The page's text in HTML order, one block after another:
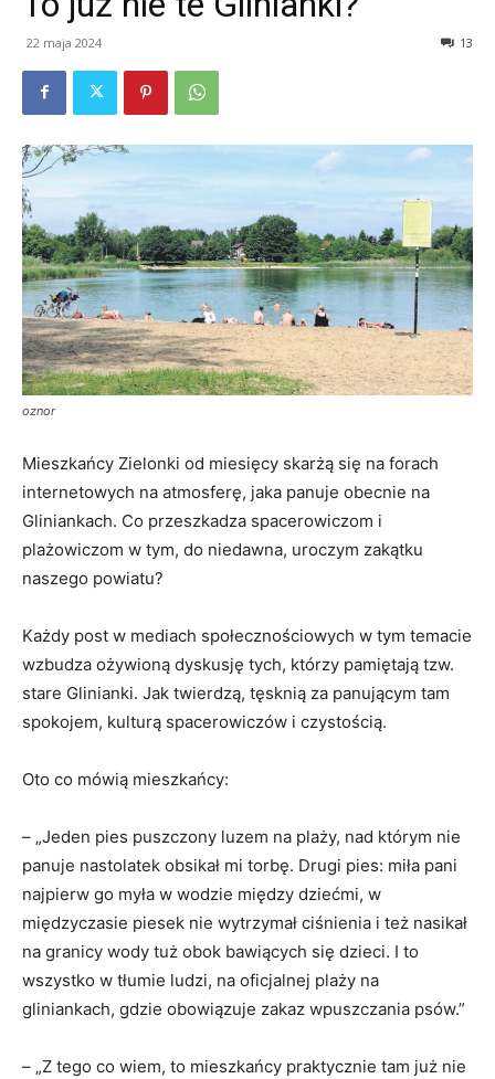
22 maja 2024 13
oznor
Mieszkańcy Zielonki od miesięcy skarżą się na forach
internetowych na atmosferę, jaka panuje obecnie na
Gliniankach. Co przeszkadza spacerowiczom i
plażowiczom w tym, do niedawna, uroczym zakątku
naszego powiatu?
Każdy post w mediach społecznościowych w tym temacie
wzbudza ożywioną dyskusję tych, którzy pamiętają tzw.
stare Glinianki. Jak twierdzą, tęsknią za panującym tam
spokojem, kulturą spacerowiczów i czystością.
Oto co mówią mieszkańcy:
– „Jeden pies puszczony luzem na plaży, nad którym nie
panuje nastolatek obsikał mi torbę. Drugi pies: miła pani
najpierw go myła w wodzie między dziećmi, w
międzyczasie piesek nie wytrzymał ciśnienia i też nasikał
na granicy wody tuż obok bawiących się dzieci. I to
wszystko w tłumie ludzi, na oficjalnej plaży na
gliniankach, gdzie obowiązuje zakaz wpuszczania psów.”
– „Z tego co wiem, to mieszkańcy praktycznie tam już nie